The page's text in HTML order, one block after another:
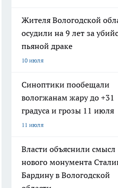
Жителя Вологодской
осудили на 9 лет за
пьяной драке
10 июля
Синоптики пообещали
вологжанам жару до +31
градуса и грозы 11 июля
11 июля
Власти объяснили смысл
нового монумента
Бардину в Вологодской